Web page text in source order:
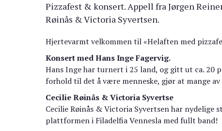
Pizzafest & konsert. Appell fra Jørgen
Røinås & Victoria Syvertsen.
Hjertevarmt velkommen til «Helaften med
Konsert med Hans Inge Fagervig.
Hans Inge har turnert i 25 land, og gitt ut ca. 20
forhold til det å være menneske, gjør at mange av
Cecilie Røinås & Victoria Syvertse
Cecilie Røinås & Victoria Syvertsen har nydelige
plattformen i Filadelfia Vennesla med fullt band!